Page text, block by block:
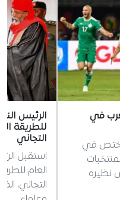
في
في
نظيره
الرئيس
للطريقة
التجاني
استقبل
العام
التجاني،